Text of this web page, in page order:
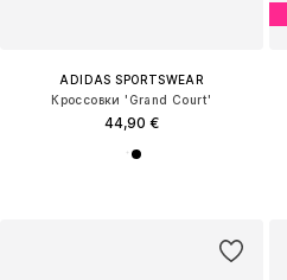
ADIDAS SPORTSWEAR
Кроссовки 'Grand Court'
44,90 €